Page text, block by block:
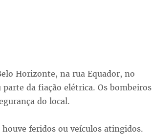
Horizonte, na rua Equador, no
da fiação elétrica. Os bombeiros
do local.
feridos ou veículos atingidos.